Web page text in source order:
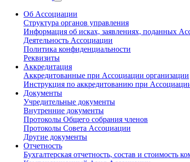
Об Ассоциации
Структура органов управления
Информация об исках, заявлениях, поданных
Деятельность Ассоциации
Политика конфиденциальности
Реквизиты
Аккредитация
Аккредитованные при Ассоциации организации
Инструкция по аккредитованию при
Документы
Учредительные документы
Внутренние документы
Протоколы Общего собрания членов
Протоколы Совета Ассоциации
Другие документы
Отчетность
Бухгалтерская отчетность, состав и стоимость